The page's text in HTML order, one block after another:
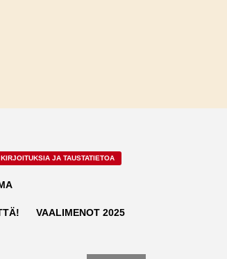
JA TAUSTATIETOA
VAALIMENOT 2025